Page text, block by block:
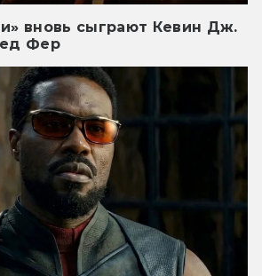
вновь сыграют Кевин Дж.
Фер